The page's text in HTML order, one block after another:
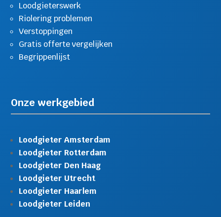
Loodgieterswerk
Riolering problemen
Verstoppingen
Gratis offerte vergelijken
Begrippenlijst
Onze werkgebied
Loodgieter Amsterdam
Loodgieter Rotterdam
Loodgieter Den Haag
Loodgieter Utrecht
Loodgieter Haarlem
Loodgieter Leiden